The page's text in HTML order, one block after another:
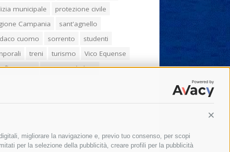
migliorare la navigazione e, previo tuo consenso, per scopi
per la selezione della pubblicità, creare profili per la pubblicità
municipale
protezione civile
Campania
sant'agnello
cuomo
sorrento
studenti
treni turismo
Vico Equense
fiorentino
vincenzo de luca